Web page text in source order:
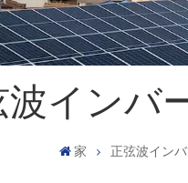
波インバ
家 正弦波イン